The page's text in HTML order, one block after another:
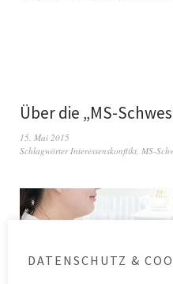
Über die „MS-
15. Mai 2015
SchlagwörterInteressenskonflikt, MS-
DATENSCHUTZ &